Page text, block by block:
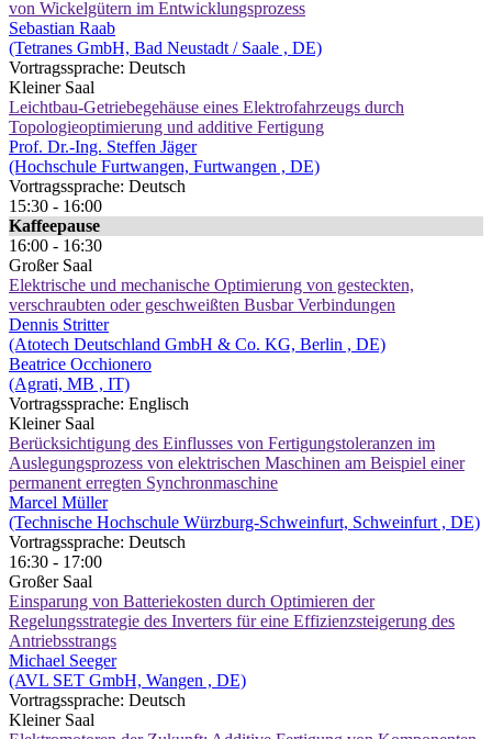
von Wickelgütern im Entwicklungsprozess
Sebastian Raab
(Tetranes GmbH, Bad Neustadt / Saale , DE)
Vortragssprache: Deutsch
Kleiner Saal
Leichtbau-Getriebegehäuse eines Elektrofahrzeugs durch
Topologieoptimierung und additive Fertigung
Prof. Dr.-Ing. Steffen Jäger
(Hochschule Furtwangen, Furtwangen , DE)
Vortragssprache: Deutsch
15:30 - 16:00
Kaffeepause
16:00 - 16:30
Großer Saal
Elektrische und mechanische Optimierung von gesteckten,
verschraubten oder geschweißten Busbar Verbindungen
Dennis Stritter
(Atotech Deutschland GmbH & Co. KG, Berlin , DE)
Beatrice Occhionero
(Agrati, MB , IT)
Vortragssprache: Englisch
Kleiner Saal
Berücksichtigung des Einflusses von Fertigungstoleranzen im
Auslegungsprozess von elektrischen Maschinen am Beispiel einer
permanent erregten Synchronmaschine
Marcel Müller
(Technische Hochschule Würzburg-Schweinfurt, Schweinfurt , DE)
Vortragssprache: Deutsch
16:30 - 17:00
Großer Saal
Einsparung von Batteriekosten durch Optimieren der
Regelungsstrategie des Inverters für eine Effizienzsteigerung des
Antriebsstrangs
Michael Seeger
(AVL SET GmbH, Wangen , DE)
Vortragssprache: Deutsch
Kleiner Saal